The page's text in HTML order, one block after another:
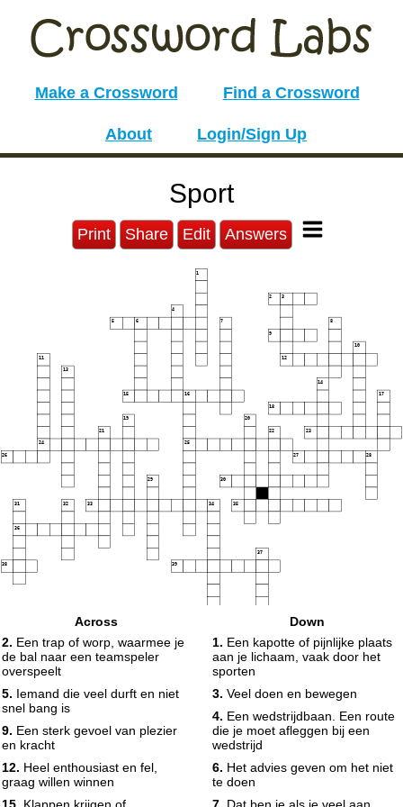
Make a Crossword Find a Crossword
About Login/Sign Up
Sport
Print Share Edit Answers
1
2 3
4
5 6 7 8
9
10
11 12
13
14
15 16 17
18
19 20
21 22 23
24 25
26 27 28
29 30
31 32 33 34 35
36
37
38 39
Across
2. Een trap of worp, waarmee je
de bal naar een teamspeler
overspeelt
5. Iemand die veel durft en niet
snel bang is
9. Een sterk gevoel van plezier
en kracht
12. Heel enthousiast en fel,
graag willen winnen
Down
1. Een kapotte of pijnlijke plaats
aan je lichaam, vaak door het
sporten
3. Veel doen en bewegen
4. Een wedstrijdbaan. Een route
die je moet afleggen bij een
wedstrijd
6. Het advies geven om het niet
te doen